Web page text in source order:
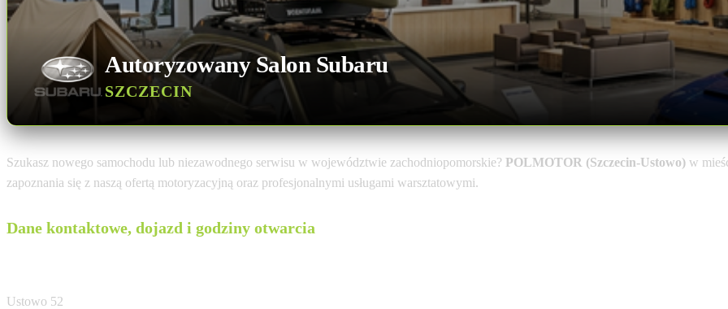
Autoryzowany Salon Subaru
SZCZECIN
Szukasz nowego samochodu lub niezawodnego serwisu w województwie zachodniopomorskie? POLMOTOR (Szczecin-Ustowo) w
zapoznania się z naszą ofertą motoryzacyjną oraz profesjonalnymi usługami warsztatowymi.
Dane kontaktowe, dojazd i godziny otwarcia
Ustowo 52